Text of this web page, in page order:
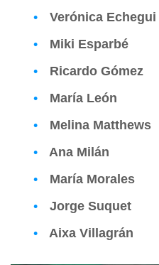
Verónica Echegui
Miki Esparbé
Ricardo Gómez
María León
Melina Matthews
Ana Milán
María Morales
Jorge Suquet
Aixa Villagrán